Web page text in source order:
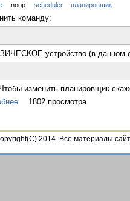
noop scheduler планировщик
команду:
устройство (в данном
изменить планировщик
1802 просмотра
2014. Все материалы